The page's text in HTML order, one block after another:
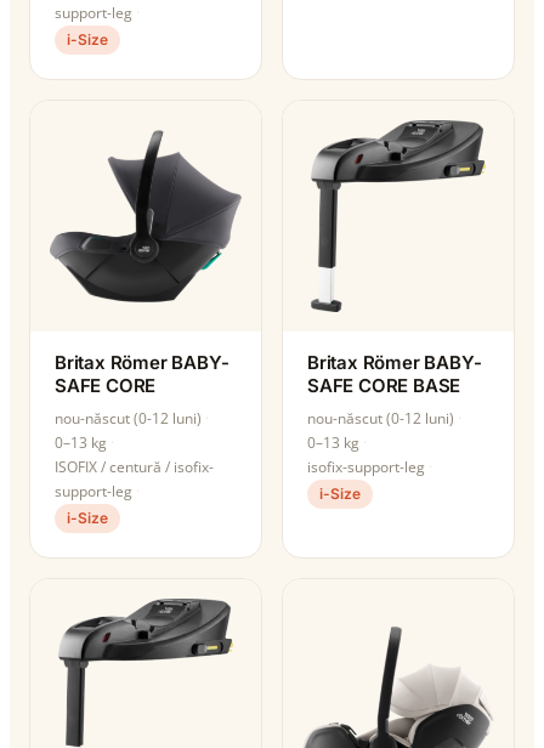
support-leg
i-Size
Britax Römer BABY-
SAFE CORE
nou-născut (0-12 luni)
0–13 kg
ISOFIX / centură / isofix-
support-leg
i-Size
Britax Römer BABY-
SAFE CORE BASE
nou-născut (0-12 luni)
0–13 kg
isofix-support-leg
i-Size